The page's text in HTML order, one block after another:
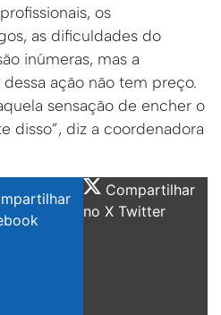
os
as dificuldades do
inúmeras, mas a
ação não tem preço.
sensação de encher o
disso”, diz a coordenadora
Compartilhar
no X Twitter